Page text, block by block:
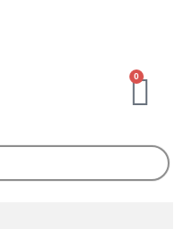
0